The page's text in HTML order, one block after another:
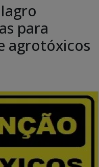
para
agrotóxicos